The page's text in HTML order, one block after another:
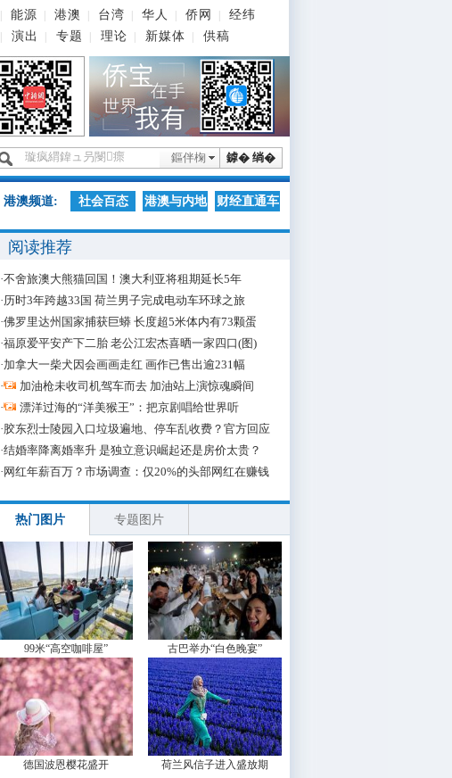
能源 港澳 台湾 华人 侨网
经纬
演出 专题 理论 新媒体 供稿
鎼� 绱�
鏂伴椈
港澳频道: 社会百态 港澳与内地 财经直通车
阅读推荐
·不舍旅澳大熊猫回国！澳大利亚将租期延长5年
·历时3年跨越33国 荷兰男子完成电动车环球之旅
·佛罗里达州国家捕获巨蟒 长度超5米体内有73颗蛋
·福原爱平安产下二胎 老公江宏杰喜晒一家四口(图)
·加拿大一柴犬因会画画走红 画作已售出逾231幅
·
加油枪未收司机驾车而去 加油站上演惊魂瞬间
·
漂洋过海的“洋美猴王”：把京剧唱给世界听
·胶东烈士陵园入口垃圾遍地、停车乱收费？官方回应
·结婚率降离婚率升 是独立意识崛起还是房价太贵？
· 网红年薪百万？市场调查：仅20%的头部网红在赚钱
热门图片 专题图片
99米“高空咖啡屋” 古巴举办“白色晚宴”
德国波恩樱花盛开 荷兰风信子进入盛放期